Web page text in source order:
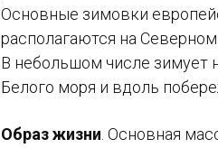
Основные зимовки
располагаются на
В небольшом числе зимует
Белого моря и вдоль
Образ жизни . Основная